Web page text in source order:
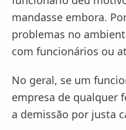
mandasse embora.
problemas no
com funcionários ou
No geral, se um
empresa de qualquer
a demissão por justa